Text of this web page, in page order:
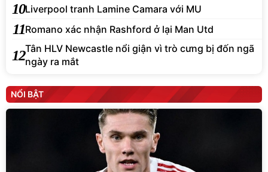
10Liverpool tranh Lamine Camara với MU
11Romano xác nhận Rashford ở lại Man Utd
12Tân HLV Newcastle nổi giận vì trò cưng bị đốn ngã
ngày ra mắt
NỔI BẬT